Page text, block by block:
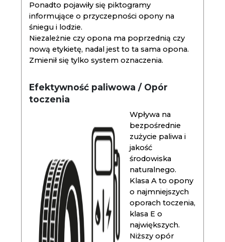
Ponadto pojawiły się piktogramy
informujące o przyczepności opony na
śniegu i lodzie.
Niezależnie czy opona ma poprzednią czy
nową etykietę, nadal jest to ta sama opona.
Zmienił się tylko system oznaczenia.
Efektywność paliwowa / Opór
toczenia
Wpływa na
bezpośrednie
zużycie paliwa i
jakość
środowiska
naturalnego.
Klasa A to opony
o najmniejszych
oporach toczenia,
klasa E o
największych.
Niższy opór